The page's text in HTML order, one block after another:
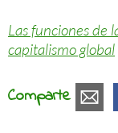
Las funciones de
capitalismo global
Comparte